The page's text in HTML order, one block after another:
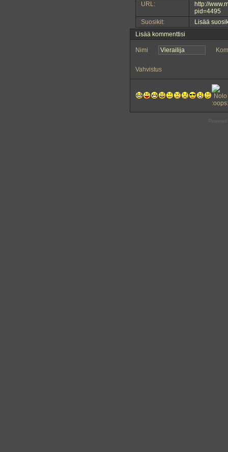
URL:
http://
pid=4495
Suosikit:
Lisää
Lisää kommenttisi
Nimi
Vahvistus